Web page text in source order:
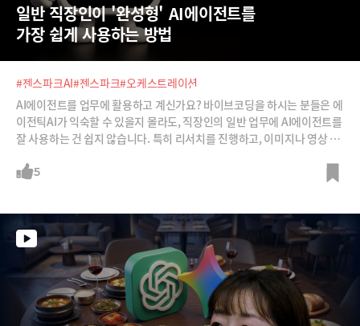
일반 직장인이 '완성형' AI에이전트를
가장 쉽게 사용하는 방법
#젠스파크AI#젠스파크#오케스트레이션
AI에이전트를 업무에 활용하고 계신가요? 바이브코딩을 하시는 분들은 에
이전틱AI가 익숙할 수 있을지 몰라도, 직장인의 일반 업무에 AI에이전트를
잘 사용하는 건 쉽지 않습니다. 특히 리서치를 진행하고, 이미지나 영상 콘
을 뿐, 정작 마무리는 자신이 하기 마련입니다.그런면에서 젠스파크AI는
활용해 대부분의 작업을 막힘없이 수행하기 때문이죠. 아직 AI에이전트를
잘 경험해보지 못한 분들께 소개해드립니다. 완성형에 가까워진 직장인을
위한 AI에이전트 서비스를 말이죠. 젠스파크AI를 효율적으로 활용할 수 있
는 팁은 덤입니다.
5